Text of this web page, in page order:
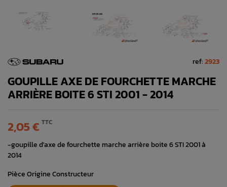
ref:2923
GOUPILLE AXE DE FOURCHETTE MARCHE
ARRIÈRE BOITE 6 STI 2001 - 2014
2,05 € TTC
-goupille d'axe de fourchette marche arrière boite 6 STI 2001 à
2014
Pièce Origine Constructeur